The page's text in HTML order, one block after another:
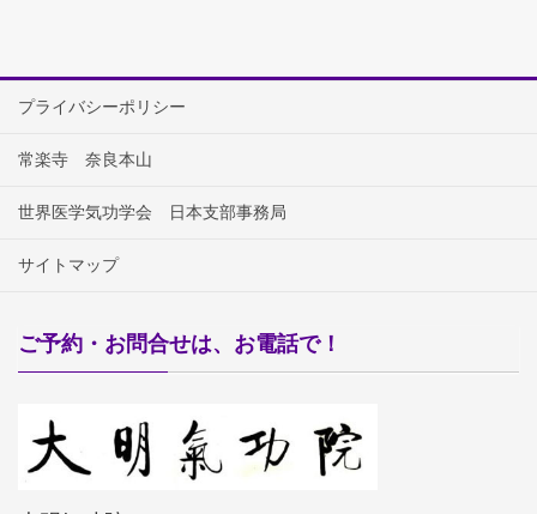
プライバシーポリシー
常楽寺 奈良本山
世界医学気功学会 日本支部事務局
サイトマップ
ご予約・お問合せは、お電話で！